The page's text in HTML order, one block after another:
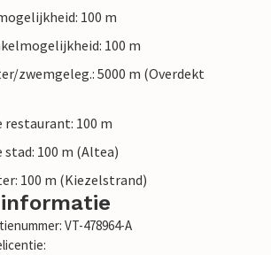
100 m
100 m
zwemgeleg.: 5000 m (Overdekt
100 m
100 m (Altea)
100 m (Kiezelstrand)
VT-478964-A